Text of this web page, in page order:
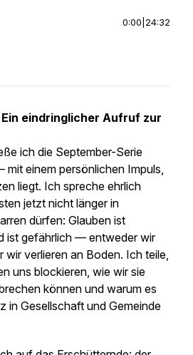
0:00 24:32
eindringlicher Aufruf zur
ich die September-Serie
mit einem persönlichen Impuls,
liegt. Ich spreche ehrlich
jetzt nicht länger in
dürfen: Glauben ist
ist gefährlich — entweder wir
verlieren an Boden. Ich teile,
uns blockieren, wie wir sie
können und warum es
in Gesellschaft und Gemeinde